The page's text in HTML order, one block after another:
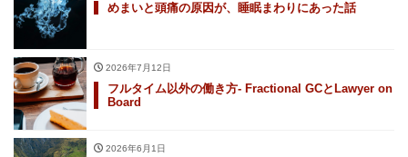
めまいと頭痛の原因が、睡眠まわりにあった話
2026年7月12日
フルタイム以外の働き方- Fractional GCとLawyer on
Board
2026年6月1日